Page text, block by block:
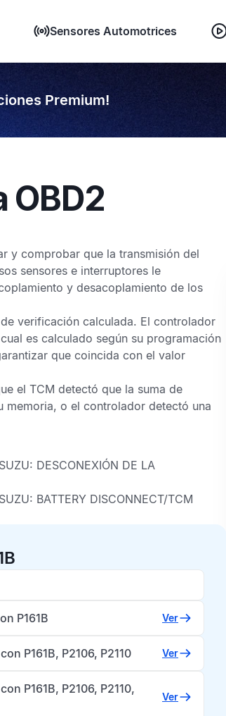
Sensores Automotrices
Premium!
OBD2
y comprobar que la transmisión del
sensores e interruptores le
y desacoplamiento de los
verificación calculada. El controlador
es calculado según su programación
que coincida con el valor
el TCM detectó que la suma de
o el controlador detectó una
DESCONEXIÓN DE LA
BATTERY DISCONNECT/TCM
P161B Ver
P161B, P2106, P2110 Ver
P161B, P2106, P2110,
Ver